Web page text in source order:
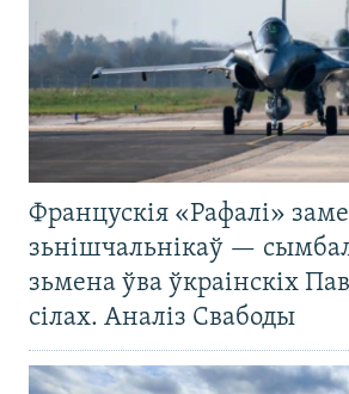
Францускія «Рафалі»
зьнішчальнікаў —
зьмена ўва ўкраінскіх
сілах. Аналіз Свабоды